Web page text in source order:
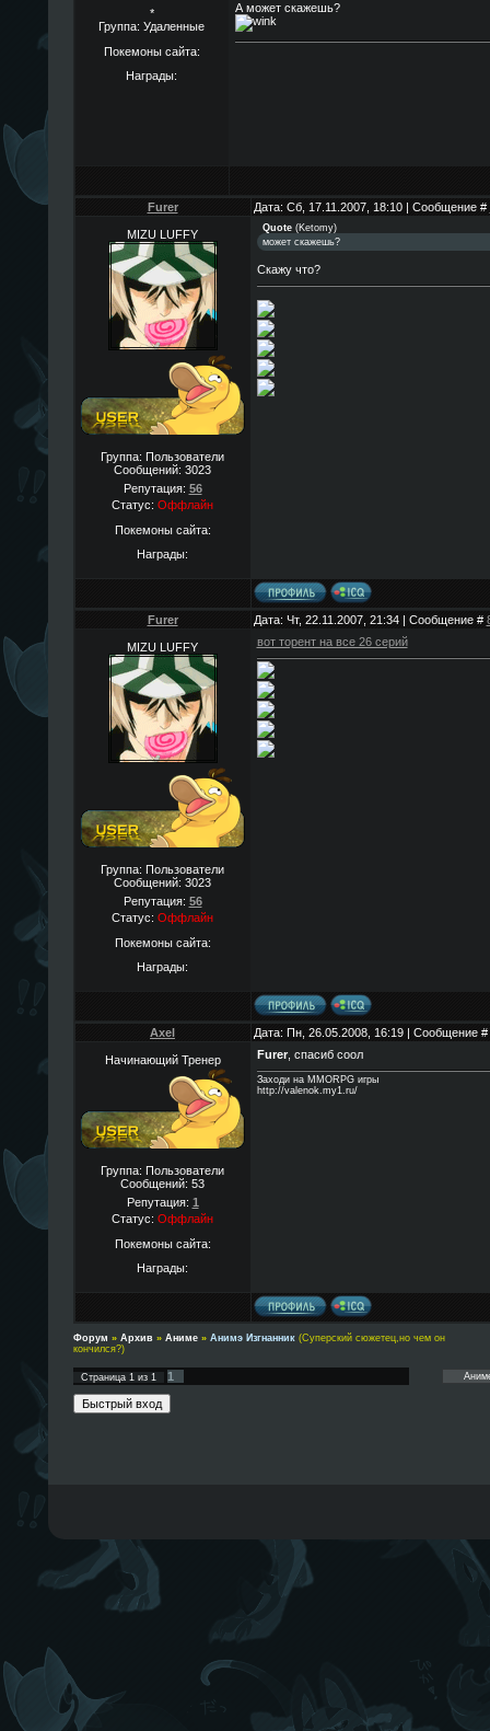
*
Группа: Удаленные
Покемоны сайта:
Награды:
А может скажешь?
Furer Дата: Сб, 17.11.2007, 18:10 | Сообщение #
MIZU LUFFY
Группа: Пользователи
Сообщений: 3023
Репутация: 56
Статус: Оффлайн
Покемоны сайта:
Награды:
Quote(Ketomy)
может скажешь?
Скажу что?
Furer Дата: Чт, 22.11.2007, 21:34 | Сообщение #
MIZU LUFFY
Группа: Пользователи
Сообщений: 3023
Репутация: 56
Статус: Оффлайн
Покемоны сайта:
Награды:
вот торент на все 26 серий
Axel Дата: Пн, 26.05.2008, 16:19 | Сообщение #
Начинающий Тренер
Группа: Пользователи
Сообщений: 53
Репутация: 1
Статус: Оффлайн
Покемоны сайта:
Награды:
Furer, спасиб соол
Заходи на MMORPG игры
http://valenok.my1.ru/
Форум » Архив » Аниме » Анимэ Изгнанник (Суперский сюжетец,но чем он
кончился?)
Страница 1из 1 1